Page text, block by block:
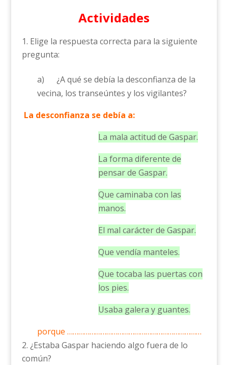
Actividades
Elige la respuesta correcta para la siguiente
pregunta:
a) ¿A qué se debía la desconfianza de la
vecina, los transeúntes y los vigilantes?
La desconfianza se debía a:
La mala actitud de Gaspar.
La forma diferente de
pensar de Gaspar.
Que caminaba con las
manos.
El mal carácter de Gaspar.
Que vendía manteles.
Que tocaba las puertas con
los pies.
Usaba galera y guantes.
porque ………………………………………………………………
¿Estaba Gaspar haciendo algo fuera de lo
común?